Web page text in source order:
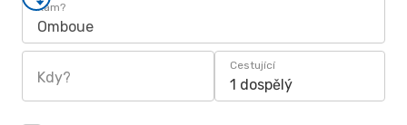
Kam?
Omboue
Kdy?
Cestující
1 dospělý